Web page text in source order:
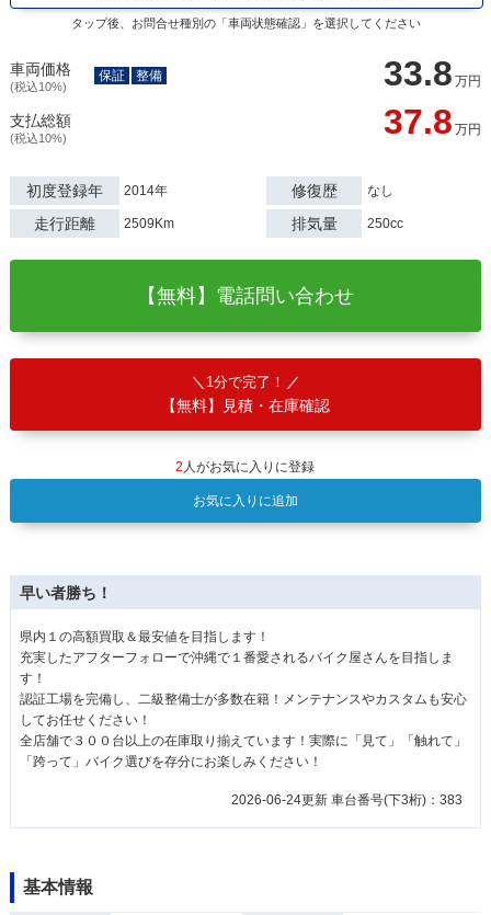
タップ後、お問合せ種別の「車両状態確認」を選択してください
車両価格
(税込10%) 33.8 万円
保証 整備
支払総額
(税込10%) 37.8 万円
初度登録年 2014年 修復歴 なし
走行距離 2509Km 排気量 250cc
【無料】電話問い合わせ
1分で完了！
【無料】見積・在庫確認
2 人がお気に入りに登録
お気に入りに追加
早い者勝ち！
県内１の高額買取＆最安値を目指します！
充実したアフターフォローで沖縄で１番愛されるバイク屋さんを目指しま
す！
認証工場を完備し、二級整備士が多数在籍！メンテナンスやカスタムも安心
してお任せください！
全店舗で３００台以上の在庫取り揃えています！実際に「見て」「触れて」
「跨って」バイク選びを存分にお楽しみください！
2026-06-24更新 車台番号(下3桁)：383
基本情報